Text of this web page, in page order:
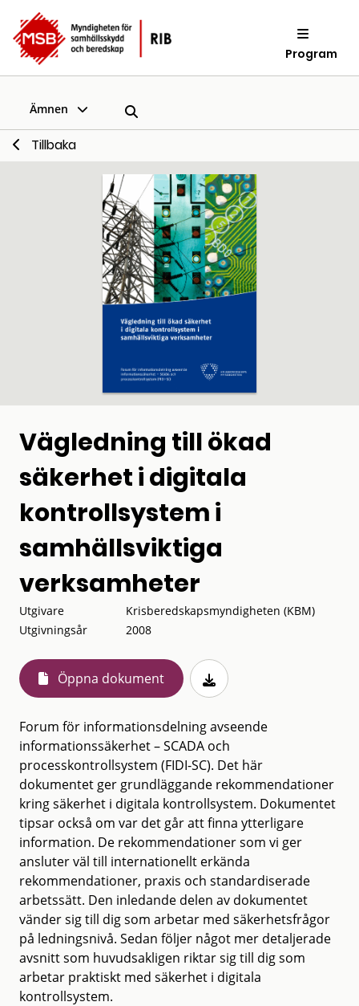
Program
Ämnen
Tillbaka
Vägledning till ökad
säkerhet i digitala
kontrollsystem i
samhällsviktiga
verksamheter
Utgivare
Krisberedskapsmyndigheten (KBM)
Utgivningsår
2008
Öppna dokument
Forum för informationsdelning avseende
informationssäkerhet – SCADA och
processkontrollsystem (FIDI-SC). Det här
dokumentet ger grundläggande rekommendationer
kring säkerhet i digitala kontrollsystem. Dokumentet
tipsar också om var det går att finna ytterligare
information. De rekommendationer som vi ger
ansluter väl till internationellt erkända
rekommendationer, praxis och standardiserade
arbetssätt. Den inledande delen av dokumentet
vänder sig till dig som arbetar med säkerhetsfrågor
på ledningsnivå. Sedan följer något mer detaljerade
avsnitt som huvudsakligen riktar sig till dig som
arbetar praktiskt med säkerhet i digitala
kontrollsystem.